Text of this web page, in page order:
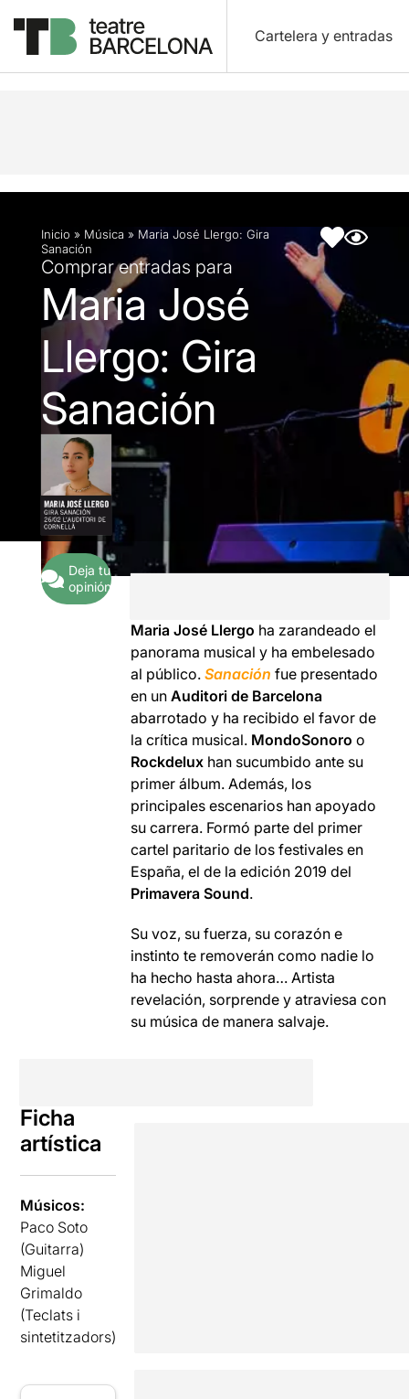
Cartelera y entradas
Descripción Ficha artística
Inicio » Música » Maria José Llergo: Gira
Sanación
Comprar entradas para
Maria José
Llergo: Gira
Sanación
Deja tu
opinión
Maria José Llergo ha zarandeado el
panorama musical y ha embelesado
al público.Sanaciónfue presentado
en unAuditori de Barcelona
abarrotado y ha recibido el favor de
la crítica musical. MondoSonoro o
Rockdelux han sucumbido ante su
primer álbum. Además, los
principales escenarios han apoyado
su carrera. Formó parte del primer
cartel paritario de los festivales en
España, el de la edición 2019 del
Primavera Sound.
Su voz, su fuerza, su corazón e
instinto te removerán como nadie lo
ha hecho hasta ahora… Artista
revelación, sorprende y atraviesa con
su música de manera salvaje.
Ficha
artística
Músicos:
Paco Soto
(Guitarra)
Miguel
Grimaldo
(Teclats i
sintetitzadors)